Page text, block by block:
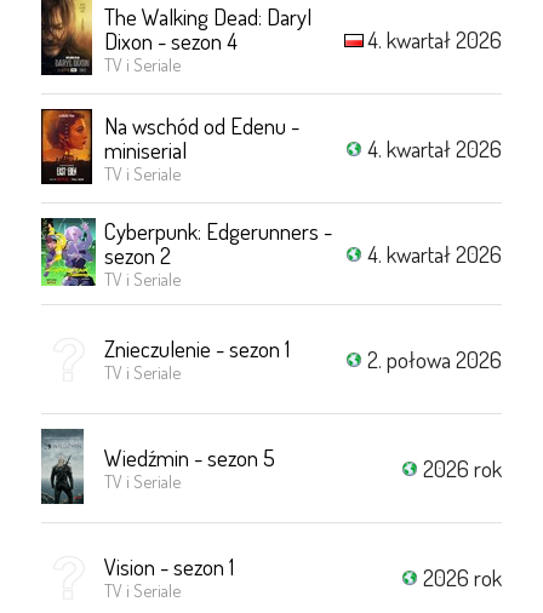
The Walking Dead: Daryl
Dixon - sezon 4
TV i Seriale
4. kwartał 2026
Na wschód od Edenu -
miniserial
TV i Seriale
4. kwartał 2026
Cyberpunk: Edgerunners -
sezon 2
TV i Seriale
4. kwartał 2026
Znieczulenie - sezon 1
TV i Seriale 2. połowa 2026
Wiedźmin - sezon 5
TV i Seriale 2026 rok
Vision - sezon 1
TV i Seriale 2026 rok